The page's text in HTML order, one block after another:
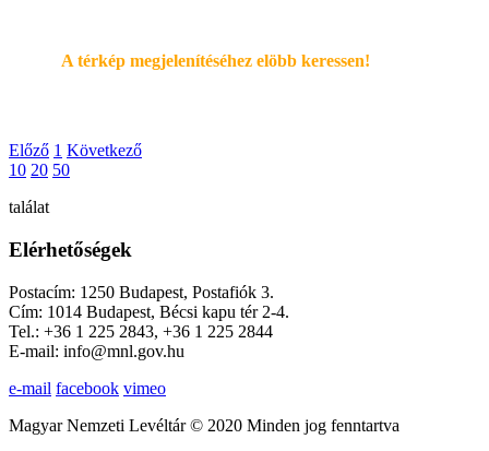
A térkép megjelenítéséhez elöbb keressen!
Előző 1 Következő
10 20 50
találat
Elérhetőségek
Postacím: 1250 Budapest, Postafiók 3.
Cím: 1014 Budapest, Bécsi kapu tér 2-4.
Tel.: +36 1 225 2843, +36 1 225 2844
E-mail: info@mnl.gov.hu
e-mail facebook vimeo
Magyar Nemzeti Levéltár © 2020 Minden jog fenntartva